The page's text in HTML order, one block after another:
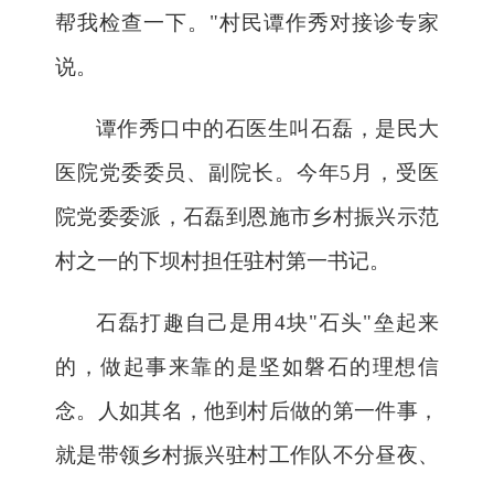
帮我检查一下。"村民谭作秀对接诊专家
说。
谭作秀口中的石医生叫石磊，是民大
医院党委委员、副院长。今年5月，受医
院党委委派，石磊到恩施市乡村振兴示范
村之一的下坝村担任驻村第一书记。
石磊打趣自己是用 4块"石头"垒起来
的，做起事来靠的是坚如磐石的理想信
念。人如其名，他到村后做的第一件事，
就是带领乡村振兴驻村工作队不分昼夜、